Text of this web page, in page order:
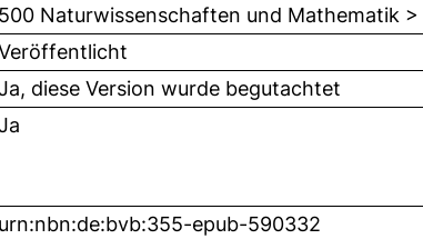
500 Naturwissenschaften und Mathematik
diese Version wurde begutachtet
urn:nbn:de:bvb:355-epub-590332